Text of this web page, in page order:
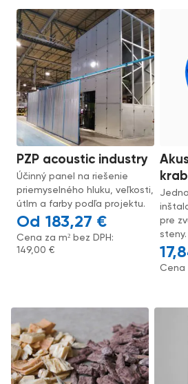
PZP acoustic industry
Účinný panel na riešenie
priemyselného hluku, veľkosti,
útlm a farby podľa projektu.
183,27 €
Cena za m² bez DPH:
149,00€
pre
steny.
Cena